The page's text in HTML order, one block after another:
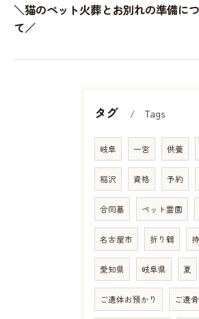
＼猫のペット火葬とお別れの準備に
て／
タグ Tags
岐阜 一宮 供養
稲沢 資格 予約
合同墓 ペット霊園
名古屋市 折り鶴
愛知県 岐阜県 夏
ご遺体お預かり ご遺